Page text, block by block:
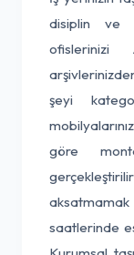
disiplin ve
ofislerinizi
şeyi
göre
saatlerinde